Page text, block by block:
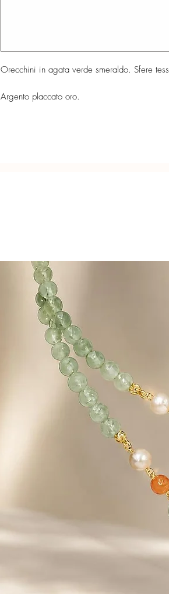
Orecchini in agata verde smeraldo. Sfere
Argento placcato oro.